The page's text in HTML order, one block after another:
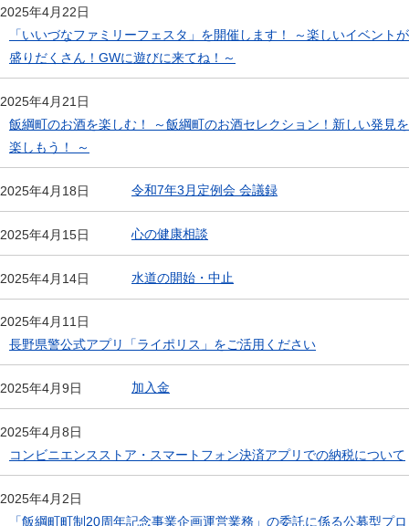
2025年4月22日
「いいづなファミリーフェスタ」を開催します！ ～楽しいイベントが
盛りだくさん！GWに遊びに来てね！～
2025年4月21日
飯綱町のお酒を楽しむ！ ～飯綱町のお酒セレクション！新しい発見を
楽しもう！ ～
2025年4月18日 令和7年3月定例会 会議録
2025年4月15日 心の健康相談
2025年4月14日 水道の開始・中止
2025年4月11日
長野県警公式アプリ「ライポリス」をご活用ください
2025年4月9日 加入金
2025年4月8日
コンビニエンスストア・スマートフォン決済アプリでの納税について
2025年4月2日
「飯綱町町制20周年記念事業企画運営業務」の委託に係る公募型プロ